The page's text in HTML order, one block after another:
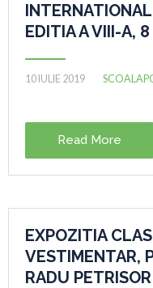
EDITIA A VIII-A,
10 IULIE 2019
Read More
EXPOZITIA
VESTIMENTAR,
RADU